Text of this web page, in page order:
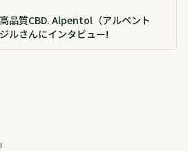
品質CBD. Alpentol（アルペント
ルさんにインタビュー!